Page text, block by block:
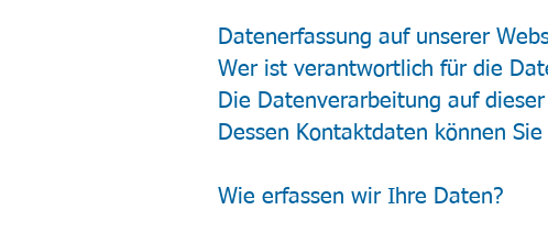
Datenerfassung auf unserer
Wer ist verantwortlich für die
Die Datenverarbeitung auf
Dessen Kontaktdaten können
Wie erfassen wir Ihre Daten?